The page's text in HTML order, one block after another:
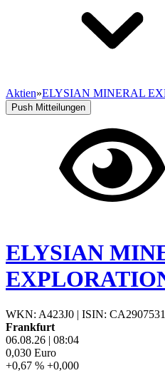
Aktien»ELYSIAN MINERAL
Push Mitteilungen
ELYSIAN
WKN: A423J0 | ISIN:
Frankfurt
06.08.26 | 08:04
0,030 Euro
+0,67 % +0,000